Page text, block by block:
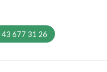
43 677 31 26